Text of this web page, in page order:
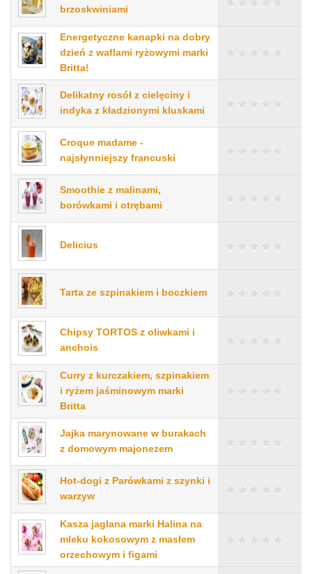
brzoskwiniami
Energetyczne kanapki na dobry
dzień z waflami ryżowymi marki
Britta!
Delikatny rosół z cielęciny i
indyka z kładzionymi kluskami
Croque madame -
najsłynniejszy francuski
Smoothie z malinami,
borówkami i otrębami
Delicius
Tarta ze szpinakiem i boczkiem
Chipsy TORTOS z oliwkami i
anchois
Curry z kurczakiem, szpinakiem
i ryżem jaśminowym marki
Britta
Jajka marynowane w burakach
z domowym majonezem
Hot-dogi z Parówkami z szynki i
warzyw
Kasza jaglana marki Halina na
mleku kokosowym z masłem
orzechowym i figami